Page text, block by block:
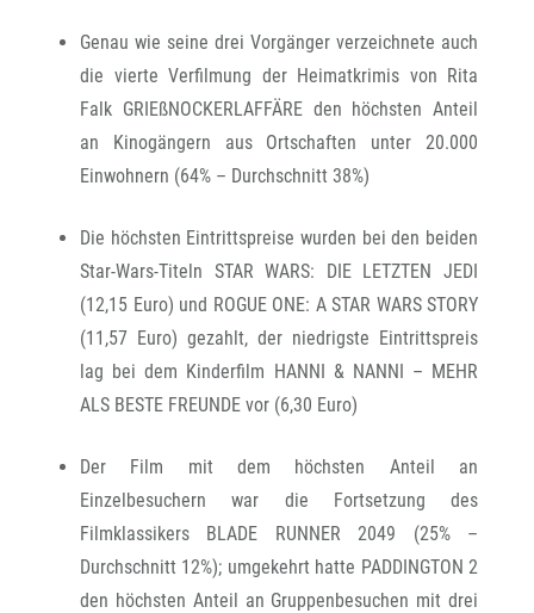
Genau wie seine drei Vorgänger verzeichnete auch
die vierte Verfilmung der Heimatkrimis von Rita
Falk GRIEßNOCKERLAFFÄRE den höchsten Anteil
an Kinogängern aus Ortschaften unter 20.000
Einwohnern (64% – Durchschnitt 38%)
Die höchsten Eintrittspreise wurden bei den beiden
Star-Wars-Titeln STAR WARS: DIE LETZTEN JEDI
(12,15 Euro) und ROGUE ONE: A STAR WARS STORY
(11,57 Euro) gezahlt, der niedrigste Eintrittspreis
lag bei dem Kinderfilm HANNI & NANNI – MEHR
ALS BESTE FREUNDE vor (6,30 Euro)
Der Film mit dem höchsten Anteil an
Einzelbesuchern war die Fortsetzung des
Filmklassikers BLADE RUNNER 2049 (25% –
Durchschnitt 12%); umgekehrt hatte PADDINGTON 2
den höchsten Anteil an Gruppenbesuchen mit drei